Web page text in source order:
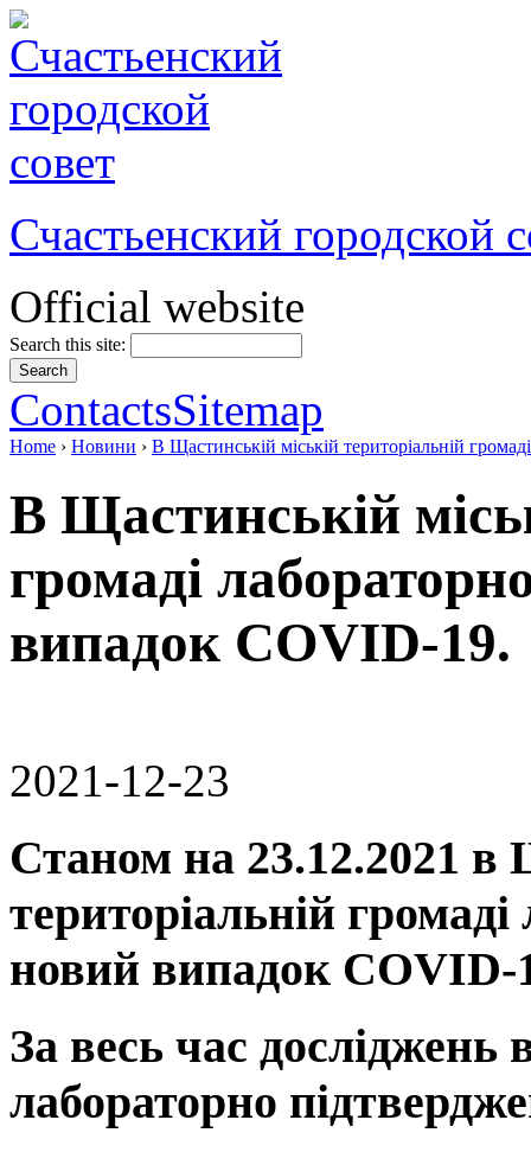
Счастьенский городской
Official website
Search this site:
ContactsSitemap
Home › Новини › В Щастинській міській територіальній
В Щастинській
громаді
випадок COVID-19.
2021-12-23
Станом на 23.12.2021 в
територіальній
новий випадок COVID-
За весь час досліджень
лабораторно